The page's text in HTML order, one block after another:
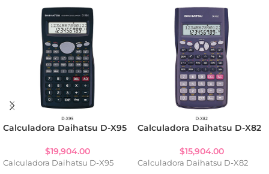
Calculadora Daihatsu D-X95
$19,904.00
Calculadora Daihatsu D-X95
Calculadora Daihatsu D-X82
$15,904.00
Calculadora Daihatsu D-X82